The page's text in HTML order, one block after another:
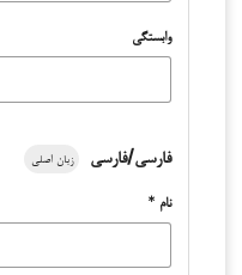
وابستگی
فارسی/فارسی زبان اصلی
نام *